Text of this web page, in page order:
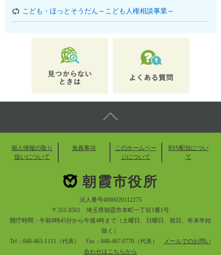
こども・ほっとそうだん～こども人権相談事業～
個人情報の取り
扱いについて
免責事項
このホームペー
ジについて
RSS配信につい
て
朝霞市役所
法人番号4000020112275
〒351-8501 埼玉県朝霞市本町一丁目1番1号
開庁時間：午前8時45分から午後4時まで（土曜日、日曜日、祝日、年末年始
除く）
Tel：048-463-1111（代表） Fax：048-467-0770（代表）
メールでのお問い
合わせはこちらから